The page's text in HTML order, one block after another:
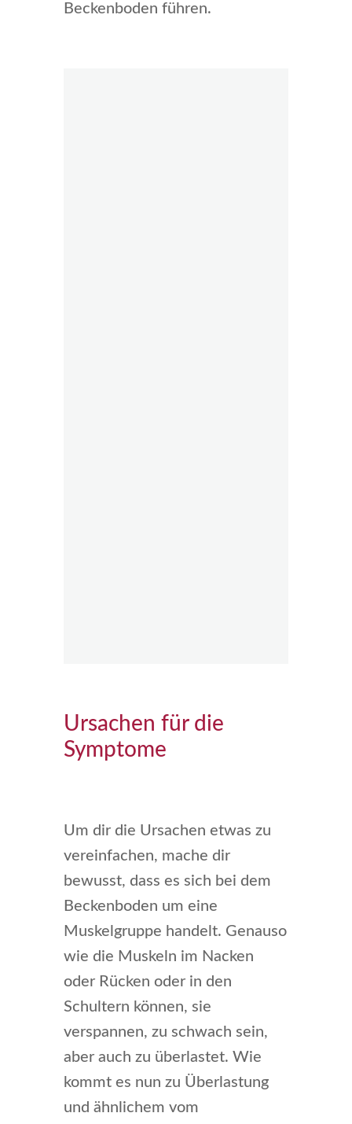
Beckenboden führen.
Ursachen für die
Symptome
Um dir die Ursachen etwas zu
vereinfachen, mache dir
bewusst, dass es sich bei dem
Beckenboden um eine
Muskelgruppe handelt. Genauso
wie die Muskeln im Nacken
oder Rücken oder in den
Schultern können, sie
verspannen, zu schwach sein,
aber auch zu überlastet. Wie
kommt es nun zu Überlastung
und ähnlichem vom